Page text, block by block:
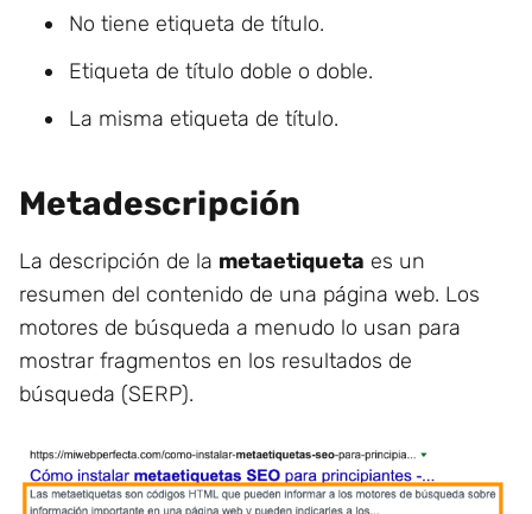
No tiene etiqueta de título.
Etiqueta de título doble o doble.
La misma etiqueta de título.
Metadescripción
La descripción de la metaetiqueta es un
resumen del contenido de una página web. Los
motores de búsqueda a menudo lo usan para
mostrar fragmentos en los resultados de
búsqueda (SERP).